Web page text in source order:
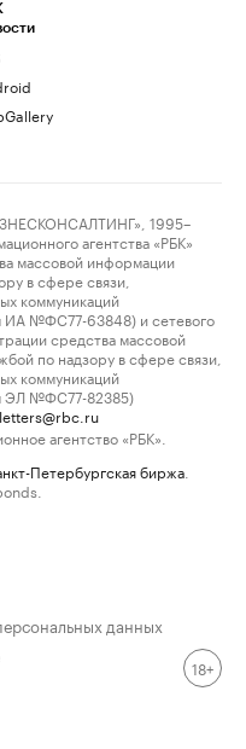
1995–
агентства «РБК»
массовой информации
в сфере связи,
коммуникаций
ИА №ФС77-63848) и сетевого
средства массовой
по надзору в сфере связи,
коммуникаций
ЭЛ №ФС77-82385)
letters@rbc.ru
агентство «РБК».
Петербургская биржа
данных
18+